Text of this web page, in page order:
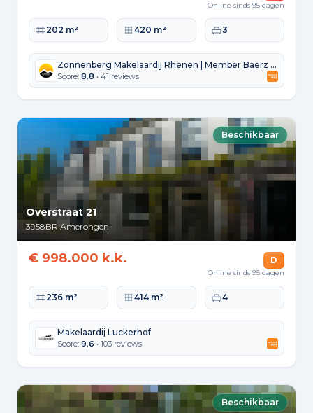
Online sinds 95 dagen
Woonoppervlakte
202 m² Perceeloppervlakte
420 m² Slaapkamers
3
Zonnenberg Makelaardij Rhenen | Member Baerz & Co
Score: 8,8 • 41 reviews
Beschikbaar
Overstraat 21
3958BR Amerongen
€ 998.000 k.k. D
Online sinds 95 dagen
Woonoppervlakte
236 m² Perceeloppervlakte
414 m² Slaapkamers
4
Makelaardij Luckerhof
Score: 9,6 • 103 reviews
Beschikbaar